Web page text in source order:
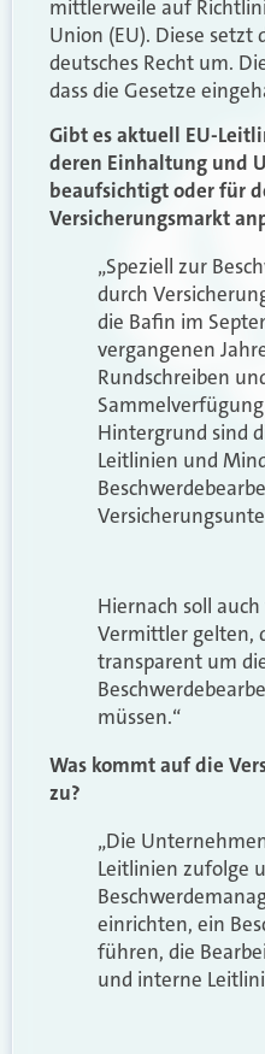
mittlerweile auf
Union (EU). Diese setzt
deutsches Recht um.
dass die Gesetze
Gibt es aktuell EU-
deren Einhaltung und
beaufsichtigt oder für
Versicherungsmarkt
„Speziell zur
durch
die Bafin im
vergangenen
Rundschreiben
Hintergrund sind
Leitlinien und
Hiernach soll
Vermittler gelten,
transparent um
müssen.“
Was kommt auf die
zu?
„Die
Leitlinien zufolge
einrichten, ein
führen, die
und interne